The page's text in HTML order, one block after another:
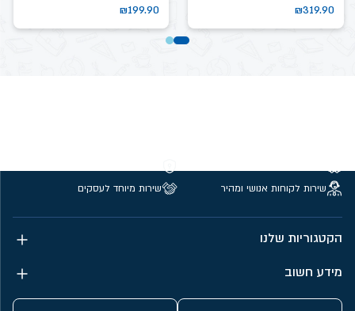
₪319.90
₪199.90
שירות לקוחות אנושי ומהיר
שירות מיוחד לעסקים
הקטגוריות שלנו
מידע חשוב